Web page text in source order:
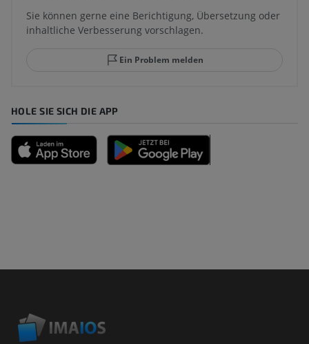
Sie können gerne eine Berichtigung, Übersetzung oder
inhaltliche Verbesserung vorschlagen.
Ein Problem melden
HOLE SIE SICH DIE APP